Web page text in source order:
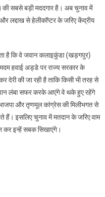
की सबसे बड़ी मददगार है। अब चुनाव में
लद्दाख से हेलीकॉप्टर के जरिए केंद्रीय
है कि वे जवान कलाइकुंडा (खड़गपुर)
हवाई अड्डे पर राज्य सरकार के
देरी की जा रही है ताकि किसी भी तरह से
लंबा सफर करके आएंगे वे थके हुए रहेंगे
और तृणमूल कांग्रेस की मिलीभगत से
हैं। इसलिए चुनाव में मतदान के जरिए वाम
कर इन्हें सबक सिखाएंगे।